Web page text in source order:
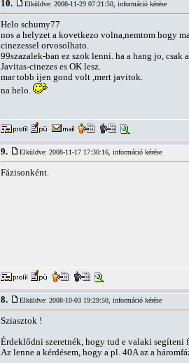
10. Elküldve: 2008-11-29 07:21:50, információ kérése
Helo schumy77
nos a helyzet a kovetkezo volna,nemtom hogy
cinezessel orvosolhato.
99szazalek-ban ez szok lenni. ha a hang jo, csak
Javitas-cinezes es OK lesz.
mar tobb ijen gond volt ,mert javitok.
na helo.
9. Elküldve: 2008-11-17 17:30:16, információ kérése
Fázisonként.
8. Elküldve: 2008-10-03 19:29:50, információ kérése
Sziasztok !
Érdeklődni szeretnék, hogy tud e valaki segíteni
Az lenne a kérdésem, hogy a pl. 40A az a